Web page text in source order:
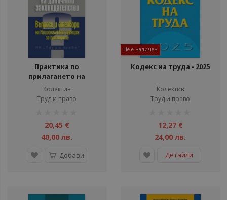
Практика по
прилагането на
данъчното
законодателство
Колектив
Труд и право
20,45 €
40,00 лв.
Добави
Не е наличен
Кодекс на труда - 2025
Колектив
Труд и право
12,27 €
24,00 лв.
Детайли